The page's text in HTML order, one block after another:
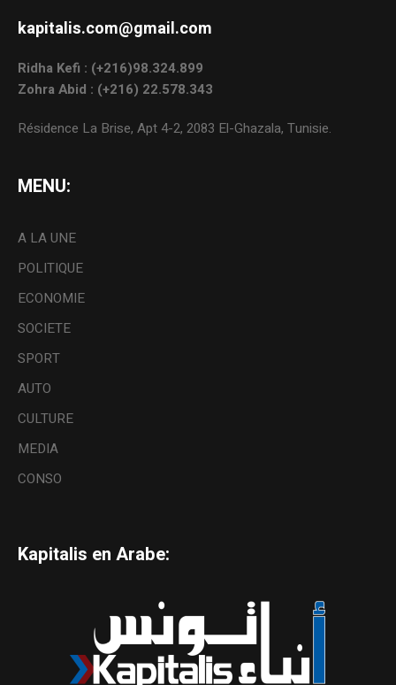
kapitalis.com@gmail.com
Ridha Kefi : (+216)98.324.899
Zohra Abid : (+216) 22.578.343
Résidence La Brise, Apt 4-2, 2083 El-Ghazala, Tunisie.
MENU:
A LA UNE
POLITIQUE
ECONOMIE
SOCIETE
SPORT
AUTO
CULTURE
MEDIA
CONSO
Kapitalis en Arabe: